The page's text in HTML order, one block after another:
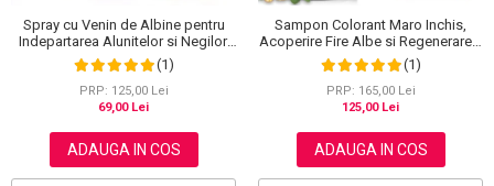
Spray cu Venin de Albine pentru
Indepartarea Alunitelor si Negilor,
NOVA KISS®, 60 ml
(1)
PRP: 125,00 Lei
69,00 Lei
ADAUGA IN COS
Sampon Colorant Maro Inchis,
Acoperire Fire Albe si Regenerare 3
in 1, #5 Dark Coffee, 500 ml
(1)
PRP: 165,00 Lei
125,00 Lei
ADAUGA IN COS